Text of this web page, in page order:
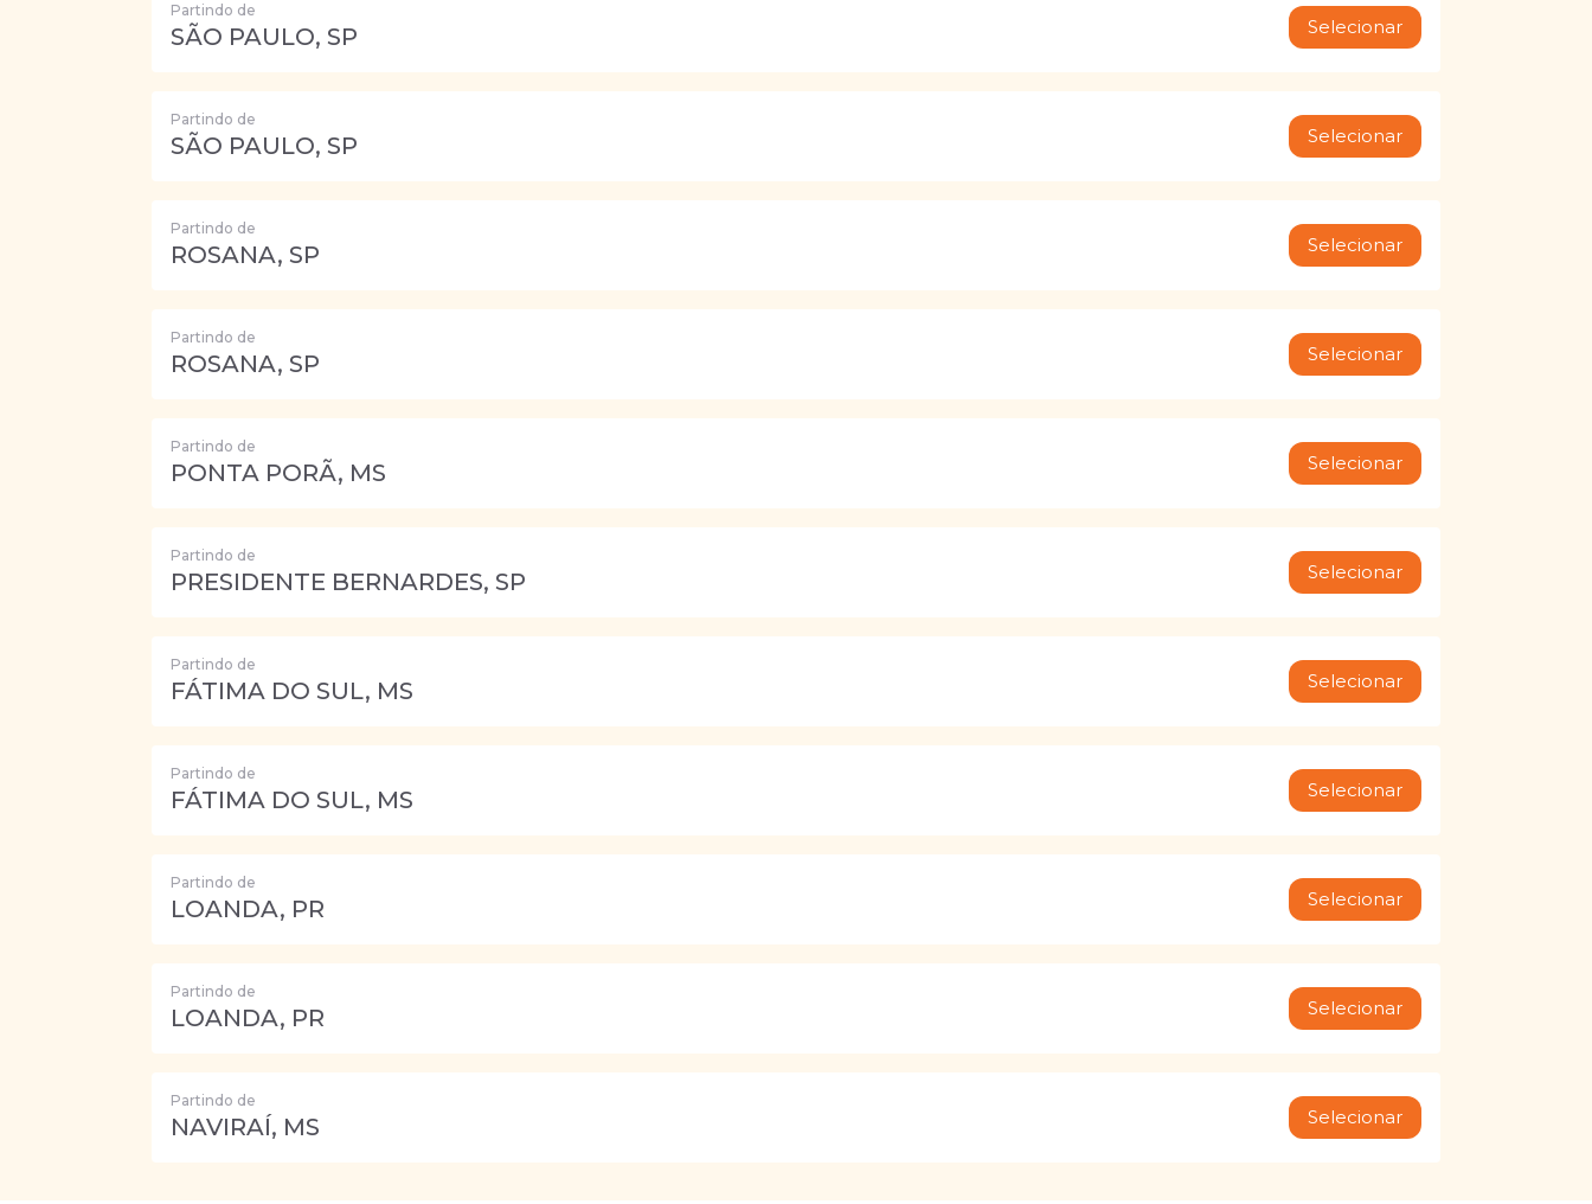
Partindo de
SÃO PAULO, SP Selecionar
Partindo de
SÃO PAULO, SP Selecionar
Partindo de
ROSANA, SP Selecionar
Partindo de
ROSANA, SP Selecionar
Partindo de
PONTA PORÃ, MS Selecionar
Partindo de
PRESIDENTE BERNARDES, SP Selecionar
Partindo de
FÁTIMA DO SUL, MS Selecionar
Partindo de
FÁTIMA DO SUL, MS Selecionar
Partindo de
LOANDA, PR Selecionar
Partindo de
LOANDA, PR Selecionar
Partindo de
NAVIRAÍ, MS Selecionar